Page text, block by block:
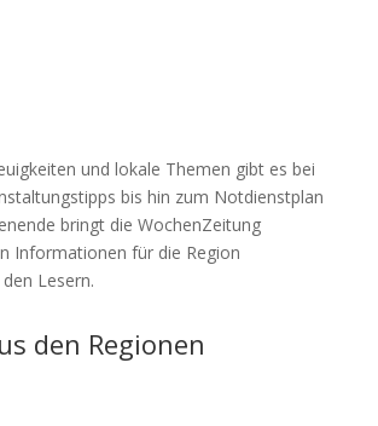
und lokale Themen gibt es bei
bis hin zum Notdienstplan
bringt die WochenZeitung
Informationen für die Region
Lesern.
den Regionen